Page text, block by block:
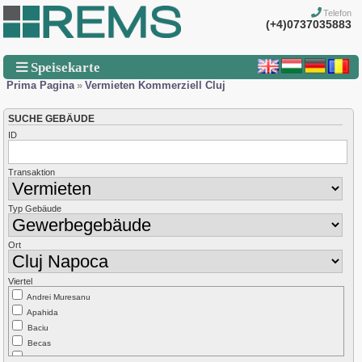
Telefon
(+4)0737035883
Speisekarte
Prima Pagina » Vermieten Kommerziell Cluj
SUCHE GEBÄUDE
ID
Transaktion
Typ Gebäude
Ort
Viertel
Andrei Muresanu
Apahida
Baciu
Becas
Borhanci